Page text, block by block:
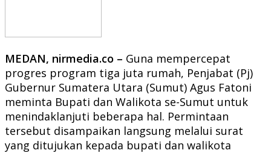
MEDAN, nirmedia.co – Guna mempercepat
progres program tiga juta rumah, Penjabat (Pj)
Gubernur Sumatera Utara (Sumut) Agus Fatoni
meminta Bupati dan Walikota se-Sumut untuk
menindaklanjuti beberapa hal. Permintaan
tersebut disampaikan langsung melalui surat
yang ditujukan kepada bupati dan walikota